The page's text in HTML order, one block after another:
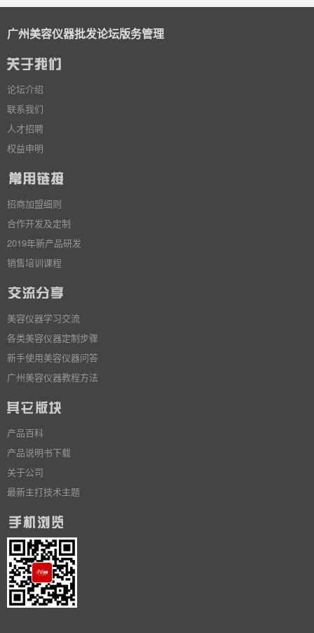
广州美容仪器批发论坛版务管理
论坛介绍
联系我们
人才招聘
权益申明
招商加盟细则
合作开发及定制
2019年新产品研发
销售培训课程
美容仪器学习交流
各类美容仪器定制步骤
新手使用美容仪器问答
广州美容仪器教程方法
产品百科
产品说明书下载
关于公司
最新主打技术主题